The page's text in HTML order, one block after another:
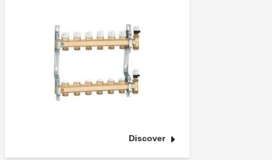
Discover